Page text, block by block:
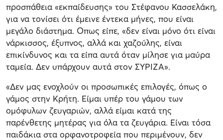
προσπάθεια «εκπαίδευσης» του Στέφανου Κασσελάκη,
για να τονίσει ότι έμεινε έντεκα μήνες, που είναι
μεγάλο διάστημα. Οπως είπε, «δεν είναι μόνο ότι είναι
νάρκισσος, έξυπνος, αλλά και χαζούλης, είναι
επικίνδυνος και τα είπα αυτά όταν μίλησε για μαύρα
ταμεία. Δεν υπάρχουν αυτά στον ΣΥΡΙΖΑ».
«Δεν μας ενοχλούν οι προσωπικές επιλογές, όπως ο
γάμος στην Κρήτη. Είμαι υπέρ του γάμου των
ομόφυλων ζευγαριών, αλλά είμαι κατά της
παρένθετης μητέρας για όλα τα ζευγάρια. Είναι τόσα
παιδάκια στα ορφανοτροφεία που περιμένουν, δεν